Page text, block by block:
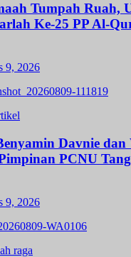
Tumpah Ruah,
Ke-25 PP Al-
9, 2026
Davnie
PCNU
9, 2026
raga